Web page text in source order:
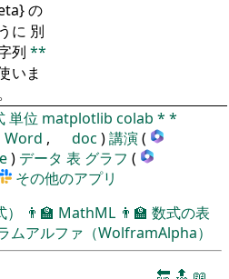
の
に 別
列 **
いま
単位 matplotlib colab * *
Word , doc )講演(
) データ 表 グラフ (
その他のアプリ
👨‍🏫 MathML 👨‍🏫 数式の表
ムアルファ（WolframAlpha）